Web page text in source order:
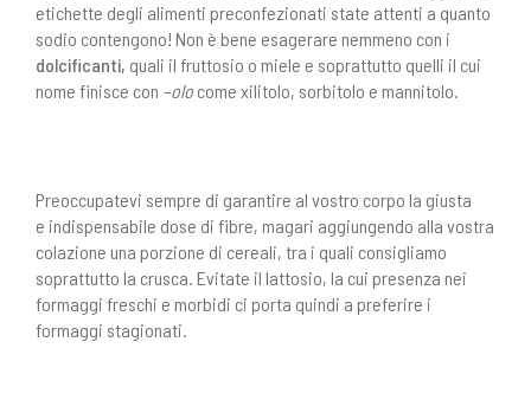
etichette degli alimenti preconfezionati state attenti a quanto
sodio contengono! Non è bene esagerare nemmeno con i
dolcificanti, quali il fruttosio o miele e soprattutto quelli il cui
nome finisce con –olo come xilitolo, sorbitolo e mannitolo.
Preoccupatevi sempre di garantire al vostro corpo la giusta
e indispensabile dose di fibre, magari aggiungendo alla vostra
colazione una porzione di cereali, tra i quali consigliamo
soprattutto la crusca. Evitate il lattosio, la cui presenza nei
formaggi freschi e morbidi ci porta quindi a preferire i
formaggi stagionati.